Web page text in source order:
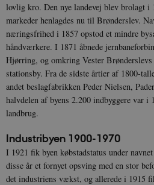
lovlig kro. Den nye landevej blev brolagt i
markeder henlagdes nu til Brønderslev.
næringsfrihed i 1857 opstod et mindre
håndværkere. I 1871 åbnede
Hjørring, og omkring Vester
stationsby. Fra de sidste årtier af 1800-
andet beslagfabrikken Peder Nielsen,
halvdelen af byens 2.200 indbyggere var
landbrug.
Industribyen 1900-1970
I 1921 fik byen købstadstatus under
disse år et fornyet opsving med en stor
det industriens vækst, og allerede i 1915